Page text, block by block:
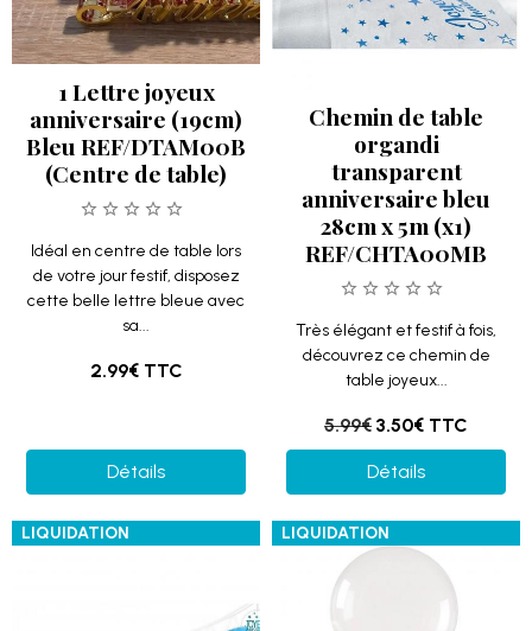
1 Lettre joyeux
anniversaire (19cm)
Bleu REF/DTAM00B
(Centre de table)
Idéal en centre de table lors
de votre jour festif, disposez
cette belle lettre bleue avec
sa...
2.99€ TTC
Détails
Chemin de table
organdi
transparent
anniversaire bleu
28cm x 5m (x1)
REF/CHTA00MB
Très élégant et festif à fois,
découvrez ce chemin de
table joyeux...
5.99€ 3.50€ TTC
Détails
LIQUIDATION LIQUIDATION